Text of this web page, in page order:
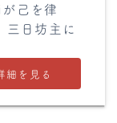
己を律
三日坊主に
細を見る